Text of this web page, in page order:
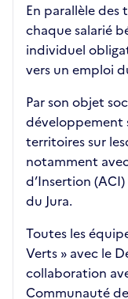
En parallèle des
chaque salarié
individuel
vers un emploi
Par son objet
développement
territoires sur
notamment
d’Insertion
du Jura.
Toutes les
Verts » avec le
collaboration
Communauté